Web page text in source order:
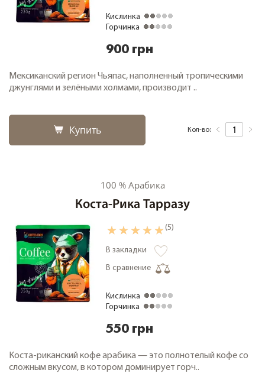
Кислинка
Горчинка
900 грн
Мексиканский регион Чьяпас, наполненный тропическими
джунглями и зелёными холмами, производит ..
Купить Кол-во:
100 % Арабика
Коста-Рика Тарразу
(5)
В закладки
В сравнение
Кислинка
Горчинка
550 грн
Коста-риканский кофе арабика — это полнотелый кофе со
сложным вкусом, в котором доминирует горч..